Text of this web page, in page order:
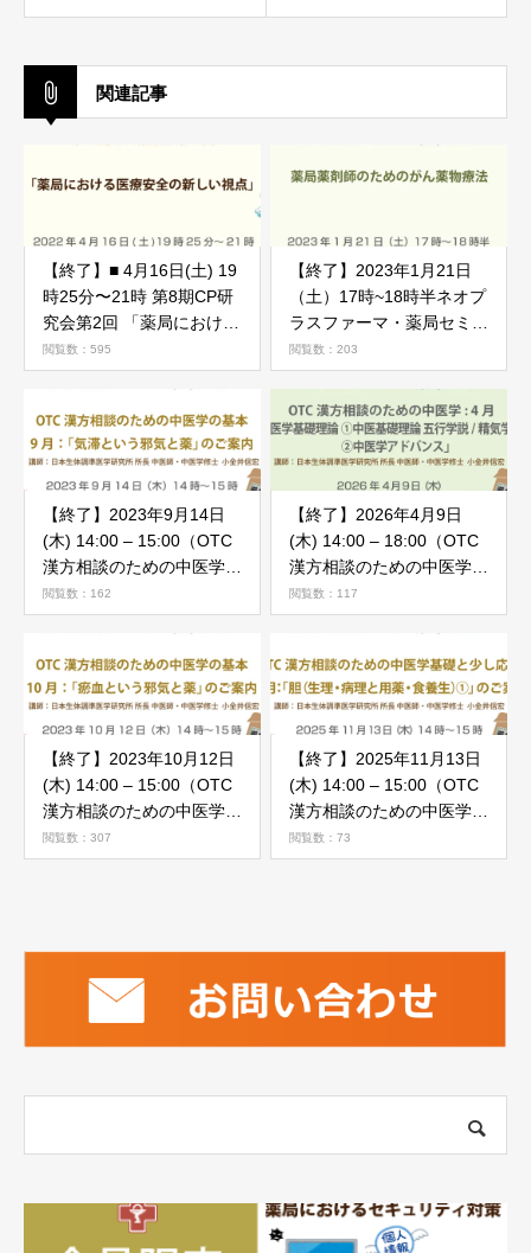
関連記事
【終了】■ 4月16日(土) 19
時25分〜21時 第8期CP研
究会第2回 「薬局における
医療安全の新しい視点」
閲覧数：595
【終了】2023年1月21日
（土）17時~18時半ネオプ
ラスファーマ・薬局セミナ
ー「がん薬物療法勉強会」
のご案内
閲覧数：203
【終了】2023年9月14日
(木) 14:00 – 15:00（OTC
漢方相談のための中医学の
基本）9月「気滞という邪
気と薬」
閲覧数：162
【終了】2026年4月9日
(木) 14:00 – 18:00（OTC
漢方相談のための中医学）
4月「①中医基礎理論 五行
学説/精気学説 ②中医学ア
閲覧数：117
【終了】2023年10月12日
(木) 14:00 – 15:00（OTC
漢方相談のための中医学の
基本）10月「瘀血という
邪気と薬」
閲覧数：307
【終了】2025年11月13日
(木) 14:00 – 15:00（OTC
漢方相談のための中医学基
礎と少し応用） 11月「胆
（生理・病理と用薬・食養
閲覧数：73